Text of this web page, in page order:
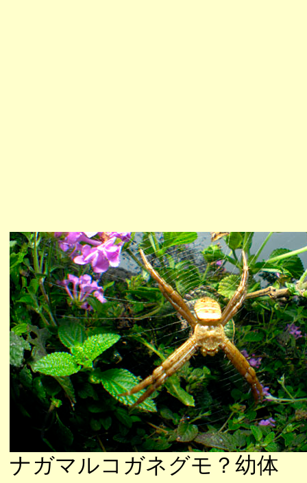
ナガマルコガネグモ？幼体